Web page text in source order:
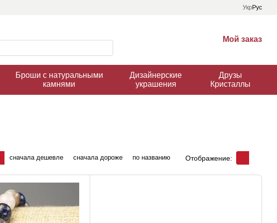
Укр Рус
Мой заказ
Броши с натуральными
камнями
Дизайнерские
украшения
Друзы
Кристаллы
сначала дешевле сначала дороже по названию Отображение: